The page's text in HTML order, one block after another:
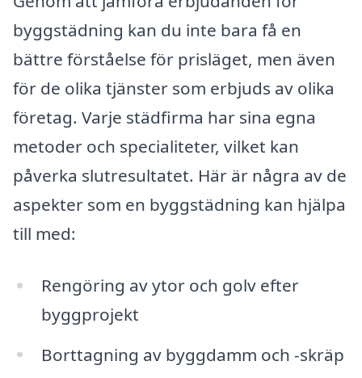
byggstädning kan du inte bara få en
bättre förståelse för prisläget, men även
för de olika tjänster som erbjuds av olika
företag. Varje städfirma har sina egna
metoder och specialiteter, vilket kan
påverka slutresultatet. Här är några av de
aspekter som en byggstädning kan hjälpa
till med:
Rengöring av ytor och golv efter
byggprojekt
Borttagning av byggdamm och -skräp